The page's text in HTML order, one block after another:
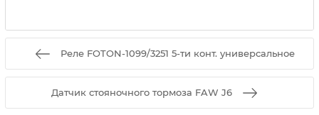
Реле FOTON-1099/3251 5-ти конт. универсальное
Датчик стояночного тормоза FAW J6